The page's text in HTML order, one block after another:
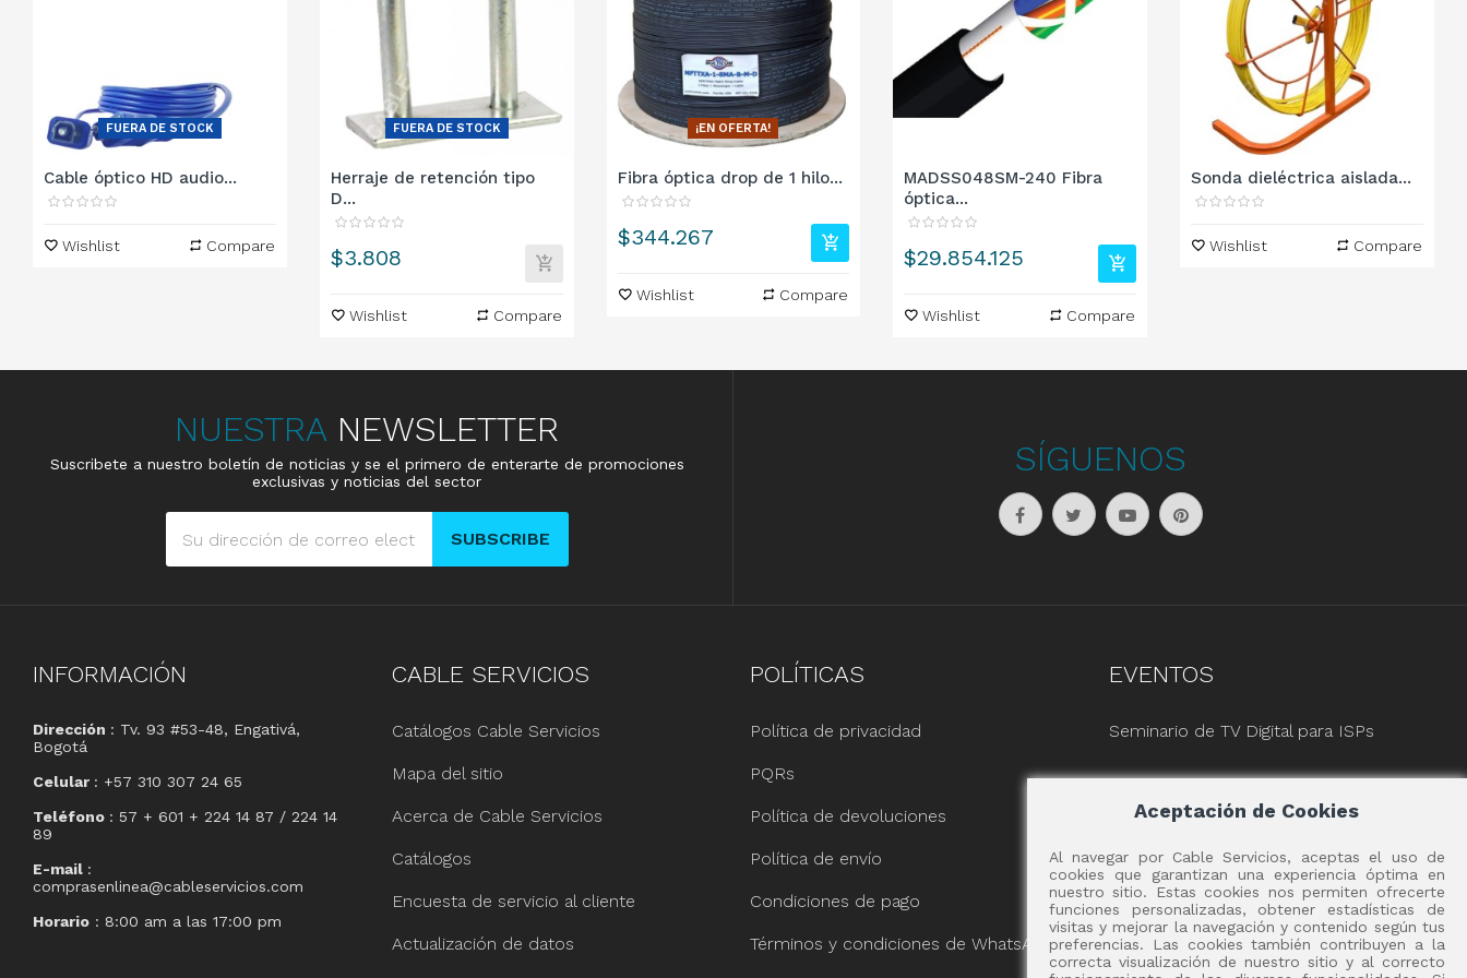
FUERA DE STOCK
Cable óptico HD audio...
Wishlist Compare
FUERA DE STOCK
Herraje de retención tipo
D...
Precio
$3.808
Wishlist Compare
¡EN OFERTA!
Fibra óptica drop de 1 hilo...
Precio
$344.267
Wishlist Compare
MADSS048SM-240 Fibra
óptica...
Precio
$29.854.125
Wishlist Compare
Sonda dieléctrica aislada...
Wishlist Compare
NUESTRA NEWSLETTER
Suscribete a nuestro boletín de noticias y se el primero de enterarte de promociones
exclusivas y noticias del sector
SUBSCRIBE
SÍGUENOS
INFORMACIÓN
Dirección : Tv. 93 #53-48, Engativá,
Bogotá
Celular : +57 310 307 24 65
Teléfono : 57 + 601 + 224 14 87 / 224 14
89
E-mail :
comprasenlinea@cableservicios.com
Horario : 8:00 am a las 17:00 pm
CABLE SERVICIOS
Catálogos Cable Servicios
Mapa del sitio
Acerca de Cable Servicios
Catálogos
Encuesta de servicio al cliente
Actualización de datos
POLÍTICAS
Política de privacidad
PQRs
Política de devoluciones
Política de envío
Condiciones de pago
Términos y condiciones de WhatsApp
EVENTOS
Seminario de TV Digital para ISPs
Aceptación de Cookies
Al navegar por Cable Servicios, aceptas el uso de
cookies que garantizan una experiencia óptima en
nuestro sitio. Estas cookies nos permiten ofrecerte
funciones personalizadas, obtener estadísticas de
visitas y mejorar la navegación y contenido según tus
preferencias. Las cookies también contribuyen a la
correcta visualización de nuestro sitio y al correcto